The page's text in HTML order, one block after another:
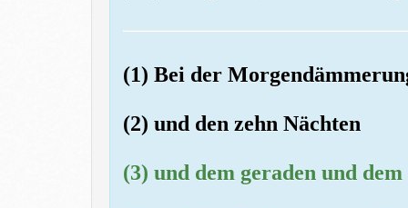
(1) Bei der
(2) und den zehn Nächten
(3) und dem geraden und